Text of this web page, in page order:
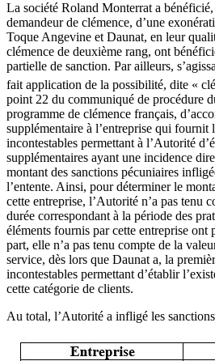
La société Roland Monterrat a
demandeur de clémence, d’une
Toque Angevine et Daunat, en leur
clémence de deuxième rang, ont
partielle de sanction. Par ailleurs,
fait application de la possibilité, dite «
point 22 du communiqué de procédure
programme de clémence français,
supplémentaire à l’entreprise qui fournit
incontestables permettant à l’Autorité
supplémentaires ayant une incidence
montant des sanctions pécuniaires
l’entente. Ainsi, pour déterminer le
cette entreprise, l’Autorité n’a pas tenu
durée correspondant à la période des
éléments fournis par cette entreprise ont
part, elle n’a pas tenu compte de la
service, dès lors que Daunat a, la
incontestables permettant d’établir
cette catégorie de clients.
Au total, l’Autorité a infligé les